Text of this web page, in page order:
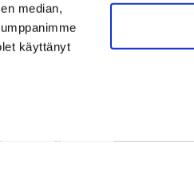
median,
käyttänyt